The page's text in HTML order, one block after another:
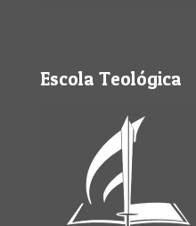
Escola Teológica